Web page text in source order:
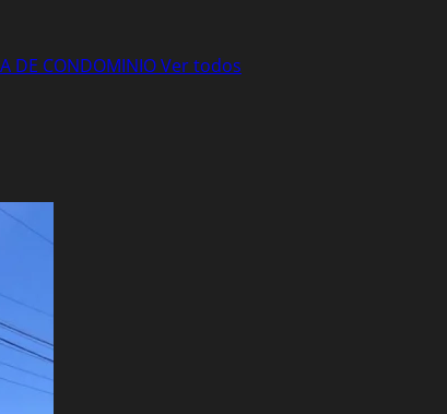
DE CONDOMINIOVer todos